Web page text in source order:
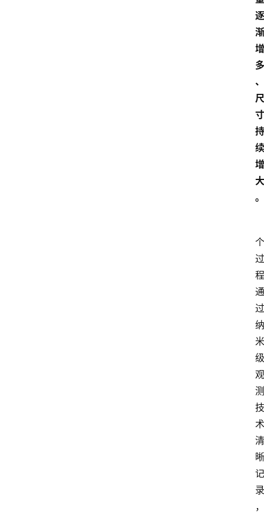
逐
渐
增
多
、
尺
寸
持
续
增
大
。
个
过
程
通
过
纳
米
级
观
测
技
术
清
晰
记
录
，